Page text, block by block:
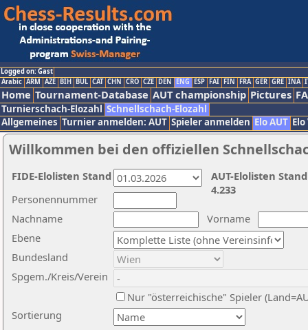
Logged on: Gast
Arabic ARM AZE BIH BUL CAT CHN CRO CZE DEN ENG ESP FAI FIN FRA GER GRE INA
Home Tournament-Database AUT championship Pictures
Turnierschach-Elozahl Schnellschach-Elozahl
Allgemeines Turnier anmelden: AUT Spieler anmelden Elo AUT
Willkommen bei den offiziellen
Nachname
Vorname
Ebene
Sortierung
Personennummer
Bundesland
Spgem./Kreis/Verein
Nur "österreichische" Spieler
AUT-Elolisten
4.233
FIDE-Elolisten Stand